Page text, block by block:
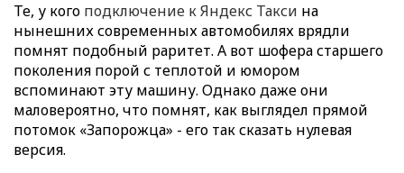
Те, у кого подключение к Яндекс Такси на
нынешних современных автомобилях врядли
помнят подобный раритет. А вот шофера старшего
поколения порой с теплотой и юмором
вспоминают эту машину. Однако даже они
маловероятно, что помнят, как выглядел прямой
потомок «Запорожца» - его так сказать нулевая
версия.